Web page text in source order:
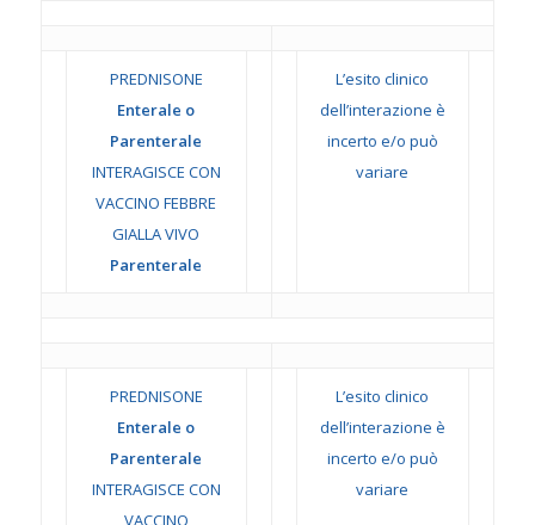
PREDNISONE
Enterale o
Parenterale
INTERAGISCE CON
VACCINO FEBBRE
GIALLA VIVO
Parenterale
L’esito clinico
dell’interazione è
incerto e/o può
variare
PREDNISONE
Enterale o
Parenterale
INTERAGISCE CON
VACCINO
L’esito clinico
dell’interazione è
incerto e/o può
variare